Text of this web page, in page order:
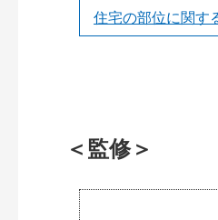
住宅の部位に関す
＜監修＞